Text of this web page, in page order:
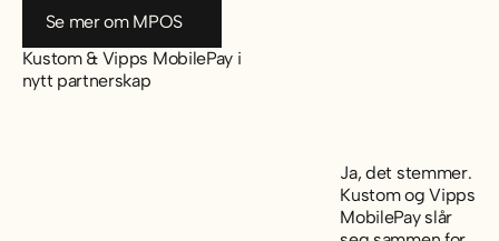
Se mer om MPOS
Kustom & Vipps MobilePay i
nytt partnerskap
Ja, det stemmer.
Kustom og Vipps
MobilePay slår